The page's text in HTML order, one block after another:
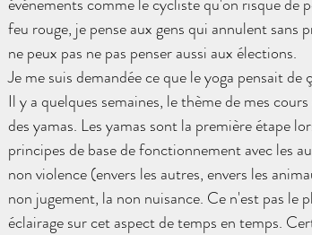
feu rouge, je pense aux gens qui annulent sans
ne peux pas ne pas penser aussi aux élections.
Je me suis demandée ce que le yoga pensait de
Il y a quelques semaines, le thème de mes
des yamas. Les yamas sont la première étape
principes de base de fonctionnement avec les
non violence (envers les autres, envers les
non jugement, la non nuisance. Ce n'est pas
éclairage sur cet aspect de temps en temps.